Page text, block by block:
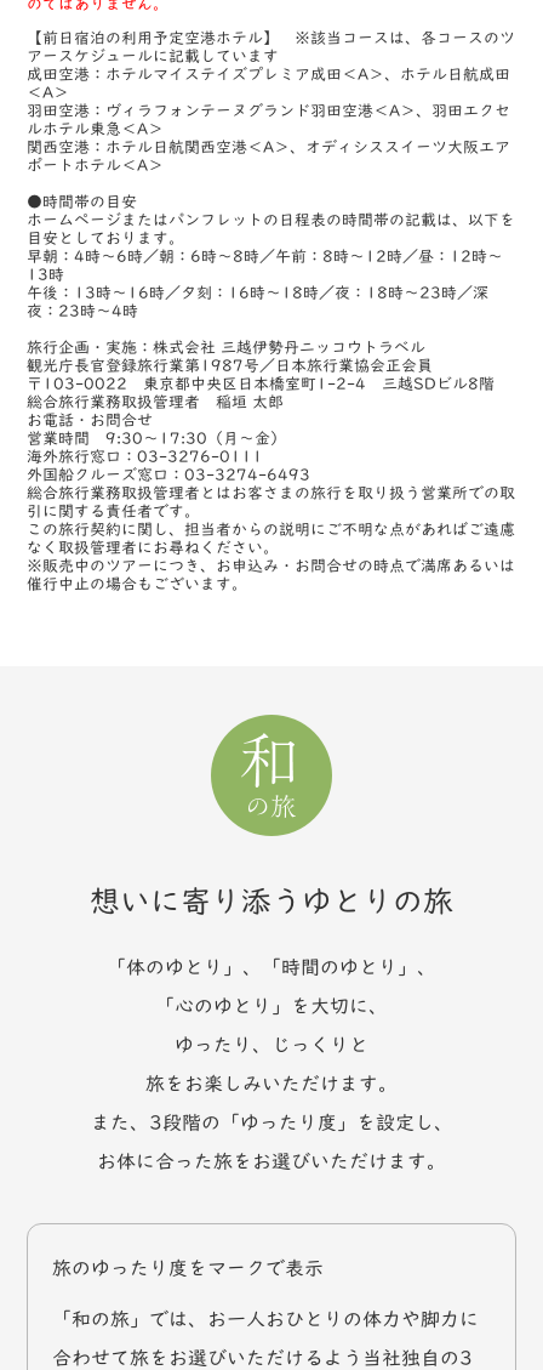
のではありません。
【前日宿泊の利用予定空港ホテル】 ※該当コースは、各コースのツ
アースケジュールに記載しています
成田空港：ホテルマイステイズプレミア成田＜A＞、ホテル日航成田
＜A＞
羽田空港：ヴィラフォンテーヌグランド羽田空港＜A＞、羽田エクセ
ルホテル東急＜A＞
関西空港：ホテル日航関西空港＜A＞、オディシススイーツ大阪エア
ポートホテル＜A＞
●時間帯の目安
ホームページまたはパンフレットの日程表の時間帯の記載は、以下を
目安としております。
早朝：4時～6時／朝：6時～8時／午前：8時～12時／昼：12時～
13時
午後：13時～16時／夕刻：16時～18時／夜：18時～23時／深
夜：23時～4時
旅行企画・実施：株式会社 三越伊勢丹ニッコウトラベル
観光庁長官登録旅行業第1987号／日本旅行業協会正会員
〒103-0022 東京都中央区日本橋室町1-2-4 三越SDビル8階
総合旅行業務取扱管理者 稲垣 太郎
お電話・お問合せ
営業時間 9:30～17:30（月～金）
海外旅行窓口：03-3276-0111
外国船クルーズ窓口：03-3274-6493
総合旅行業務取扱管理者とはお客さまの旅行を取り扱う営業所での取
引に関する責任者です。
この旅行契約に関し、担当者からの説明にご不明な点があればご遠慮
なく取扱管理者にお尋ねください。
※販売中のツアーにつき、お申込み・お問合せの時点で満席あるいは
催行中止の場合もございます。
想いに寄り添うゆとりの旅
「体のゆとり」、「時間のゆとり」、
「心のゆとり」を大切に、
ゆったり、じっくりと
旅をお楽しみいただけます。
また、3段階の「ゆったり度」を設定し、
お体に合った旅をお選びいただけます。
旅のゆったり度をマークで表示
「和の旅」では、お一人おひとりの体力や脚力に
合わせて旅をお選びいただけるよう当社独自の3